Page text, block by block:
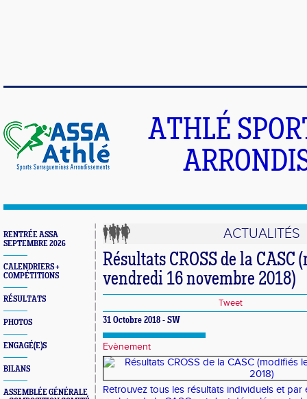
ATHLÉ
RENTRÉE ASSA
SEPTEMBRE 2026
CALENDRIERS +
COMPÉTITIONS
RÉSULTATS
PHOTOS
ENGAGÉ(E)S
BILANS
ASSEMBLÉE GÉNÉRALE
ACTUALITÉS
Résultats CROSS de la CASC
vendredi 16 novembre 2018)
Tweet
31 Octobre 2018 - SW
Evènement
Retrouvez tous les résultats individuels et